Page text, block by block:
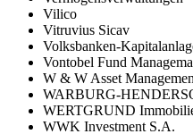
Vilico
Vitruvius Sicav
Volksbanken-
Vontobel Fund
W & W Asset
WARBURG-
WERTGRUND
WWK Investment S.A.